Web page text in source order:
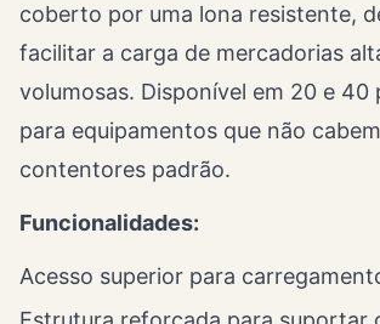
coberto por uma lona resistente,
facilitar a carga de mercadorias
volumosas. Disponível em 20 e 40
para equipamentos que não
contentores padrão.
Funcionalidades:
Acesso superior para